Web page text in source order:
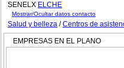
SENELX ELCHE
Mostrar/Ocultar datos contacto
Salud y belleza /Centros de
EMPRESAS EN EL PLANO